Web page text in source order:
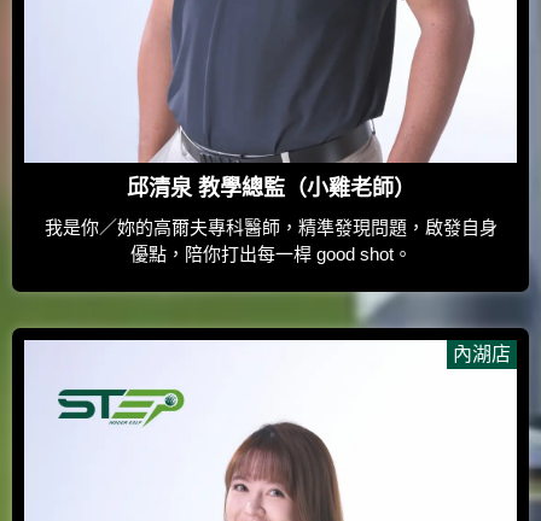
邱清泉 教學總監（小雞老師）
我是你／妳的高爾夫專科醫師，精準發現問題，啟發自身
優點，陪你打出每一桿 good shot。
內湖店